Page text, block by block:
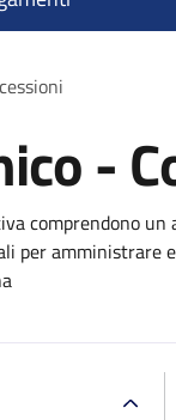
-
comprendono
per amministrare